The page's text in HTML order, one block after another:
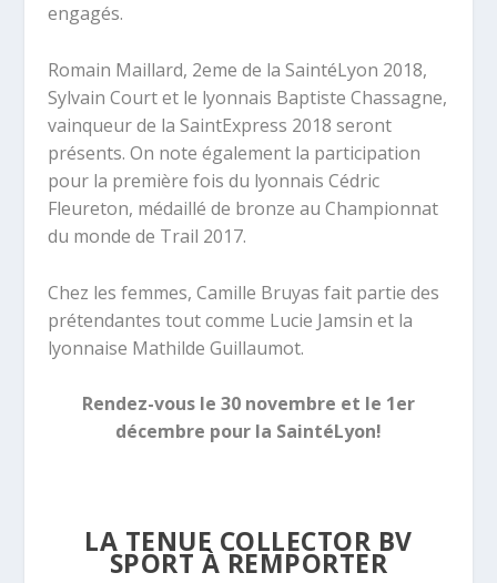
engagés.
Romain Maillard, 2eme de la SaintéLyon 2018,
Sylvain Courtet le lyonnais Baptiste Chassagne,
vainqueur de la SaintExpress 2018 seront
présents. On note également la participation
pour la première fois du lyonnais Cédric
Fleureton, médaillé de bronze au Championnat
du monde de Trail 2017.
Chez les femmes, Camille Bruyas fait partie des
prétendantes tout comme Lucie Jamsin et la
lyonnaise Mathilde Guillaumot.
Rendez-vous le 30 novembre et le 1er
décembre pour la SaintéLyon!
LA TENUE COLLECTOR BV
SPORT À REMPORTER